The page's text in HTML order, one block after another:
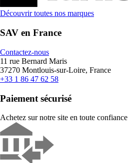
Découvrir toutes nos marques
SAV en France
Contactez-nous
11 rue Bernard Maris
37270 Montlouis-sur-Loire, France
+33 1 86 47 62 58
Paiement sécurisé
Achetez sur notre site en toute confiance